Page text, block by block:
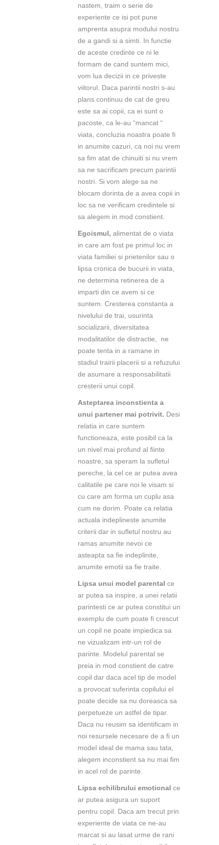
nastem, traim o serie de
experiente ce isi pot pune
amprenta asupra modului nostru
de a gandi si a simti. In functie
de aceste credinte ce ni le
formam de cand suntem mici,
vom lua decizii in ce priveste
viitorul. Daca parintii nostri s-au
plans continuu de cat de greu
este sa ai copii, ca ei sunt o
pacoste, ca le-au “mancat “
viata, concluzia noastra poate fi
in anumite cazuri, ca noi nu vrem
sa fim atat de chinuiti si nu vrem
sa ne sacrificam precum parintii
nostri. Si vom alege sa ne
blocam dorinta de a avea copii in
loc sa ne verificam credintele si
sa alegem in mod constient.
Egoismul, alimentat de o viata
in care am fost pe primul loc in
viata familiei si prietenilor sau o
lipsa cronica de bucurii in viata,
ne determina retinerea de a
imparti din ce avem si ce
suntem. Cresterea constanta a
nivelului de trai, usurinta
socializarii, diversitatea
modalitatilor de distractie, ne
poate tenta in a ramane in
stadiul trairii placerii si a refuzului
de asumare a responsabilitatii
cresterii unui copil.
Asteptarea inconstienta a
unui partener mai potrivit. Desi
relatia in care suntem
functioneaza, este posibil ca la
un nivel mai profund al fiinte
noastre, sa speram la sufletul
pereche, la cel ce ar putea avea
calitatile pe care noi le visam si
cu care am forma un cuplu asa
cum ne dorim. Poate ca relatia
actuala indeplineste anumite
criterii dar in sufletul nostru au
ramas anumite nevoi ce
asteapta sa fie indeplinite,
anumite emotii sa fie traite.
Lipsa unui model parental ce
ar putea sa inspire, a unei relatii
parintesti ce ar putea constitui un
exemplu de cum poate fi crescut
un copil ne poate impiedica sa
ne vizualizam intr-un rol de
parinte. Modelul parental se
preia in mod constient de catre
copil dar daca acel tip de model
a provocat suferinta copilului el
poate decide sa nu doreasca sa
perpetueze un astfel de tipar.
Daca nu reusim sa identificam in
noi resursele necesare de a fi un
model ideal de mama sau tata,
alegem inconstient sa nu mai fim
in acel rol de parinte.
Lipsa echilibrului emotional ce
ar putea asigura un suport
pentru copil. Daca am trecut prin
experiente de viata ce ne-au
marcat si au lasat urme de rani